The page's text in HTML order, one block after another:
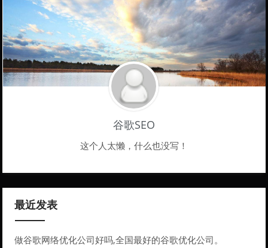
谷歌SEO
这个人太懒，什么也没写！
最近发表
做谷歌网络优化公司好吗,全国最好的谷歌优化公司。